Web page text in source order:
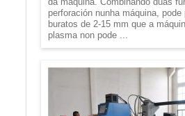
perforación nunha máquina, pode
buratos de 2-15 mm que a
plasma non pode ...